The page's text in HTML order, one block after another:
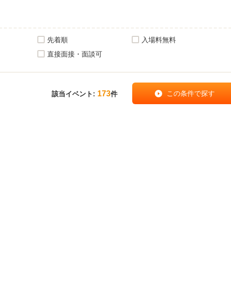
先着順
入場料無料
直接面接・面談可
該当イベント: 173件